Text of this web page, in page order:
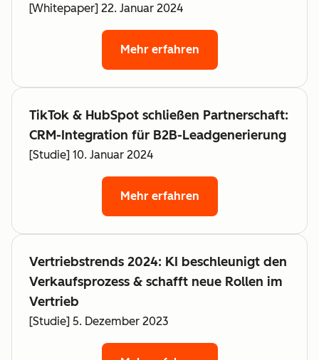
[Whitepaper] 22. Januar 2024
Mehr erfahren
TikTok & HubSpot schließen Partnerschaft:
CRM-Integration für B2B-Leadgenerierung
[Studie] 10. Januar 2024
Mehr erfahren
Vertriebstrends 2024: KI beschleunigt den
Verkaufsprozess & schafft neue Rollen im
Vertrieb
[Studie] 5. Dezember 2023